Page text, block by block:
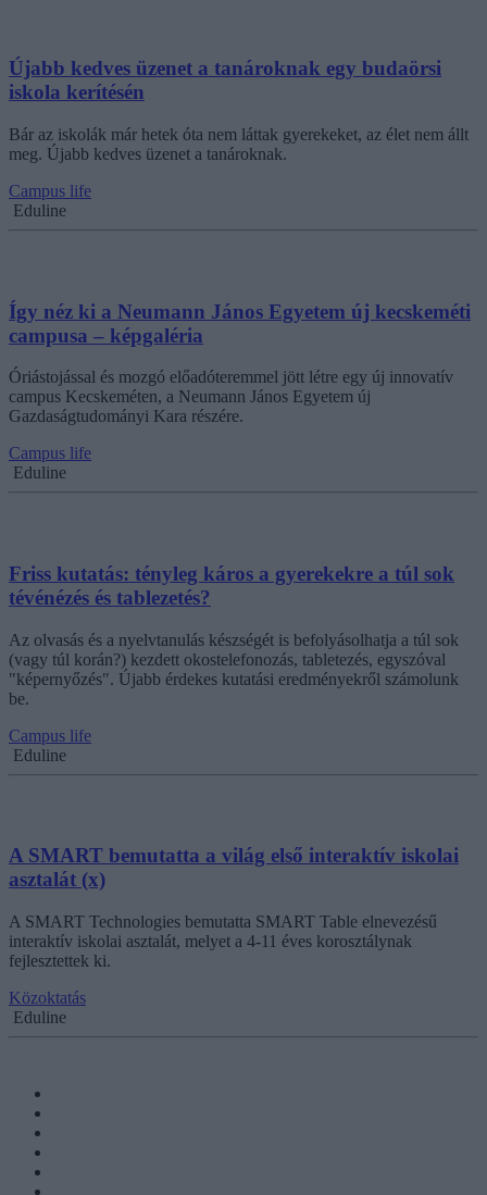
Újabb kedves üzenet a tanároknak egy budaörsi
iskola kerítésén
Bár az iskolák már hetek óta nem láttak gyerekeket, az élet nem állt
meg. Újabb kedves üzenet a tanároknak.
Campus life
Eduline
Így néz ki a Neumann János Egyetem új kecskeméti
campusa – képgaléria
Óriástojással és mozgó előadóteremmel jött létre egy új innovatív
campus Kecskeméten, a Neumann János Egyetem új
Gazdaságtudományi Kara részére.
Campus life
Eduline
Friss kutatás: tényleg káros a gyerekekre a túl sok
tévénézés és tablezetés?
Az olvasás és a nyelvtanulás készségét is befolyásolhatja a túl sok
(vagy túl korán?) kezdett okostelefonozás, tabletezés, egyszóval
"képernyőzés". Újabb érdekes kutatási eredményekről számolunk
be.
Campus life
Eduline
A SMART bemutatta a világ első interaktív iskolai
asztalát (x)
A SMART Technologies bemutatta SMART Table elnevezésű
interaktív iskolai asztalát, melyet a 4-11 éves korosztálynak
fejlesztettek ki.
Közoktatás
Eduline